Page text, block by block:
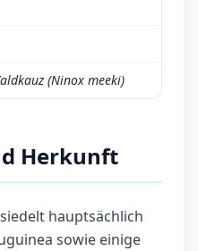
(Ninox meeki)
Herkunft
hauptsächlich
sowie einige